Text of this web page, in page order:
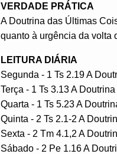
VERDADE PRÁTICA
A Doutrina das Últimas
quanto à urgência da volta
LEITURA DIÁRIA
Segunda - 1 Ts 2.19 A
Terça - 1 Ts 3.13 A
Quarta - 1 Ts 5.23 A
Quinta - 2 Ts 2.1-2 A
Sexta - 2 Tm 4.1,2 A
Sábado - 2 Pe 1.16 A